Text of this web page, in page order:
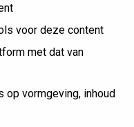
voor deze content
met dat van
op vormgeving, inhoud